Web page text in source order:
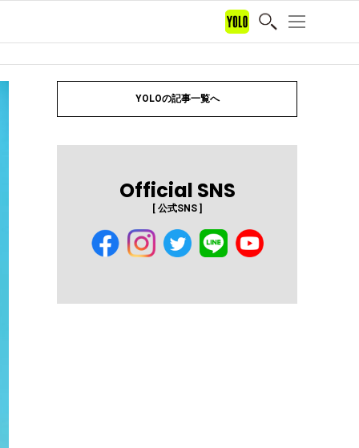
YOLOの記事一覧へ
Official SNS
[ 公式SNS ]